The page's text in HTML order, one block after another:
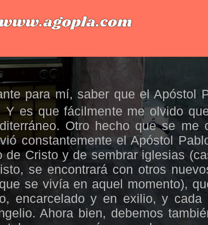
para mí, saber que el Apóstol
Y es que fácilmente me olvido
Otro hecho que se me
constantemente el Apóstol
de Cristo y de sembrar iglesias
se encontrará con otros
se vivía en aquel momento),
encarcelado y en exilio, y cada
Ahora bien, debemos